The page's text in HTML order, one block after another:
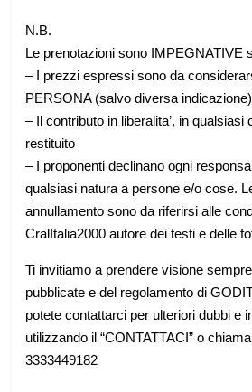
N.B.
Le prenotazioni sono IMPEGNATIVE
– I prezzi espressi sono da
PERSONA (salvo diversa indicazione)
– Il contributo in liberalita’, in
restituito
– I proponenti declinano ogni
qualsiasi natura a persone e/o cose.
annullamento sono da riferirsi alle
CralItalia2000 autore dei testi e delle
Ti invitiamo a prendere visione
pubblicate e del regolamento di
potete contattarci per ulteriori dubbi e
utilizzando il “CONTATTACI” o
3333449182